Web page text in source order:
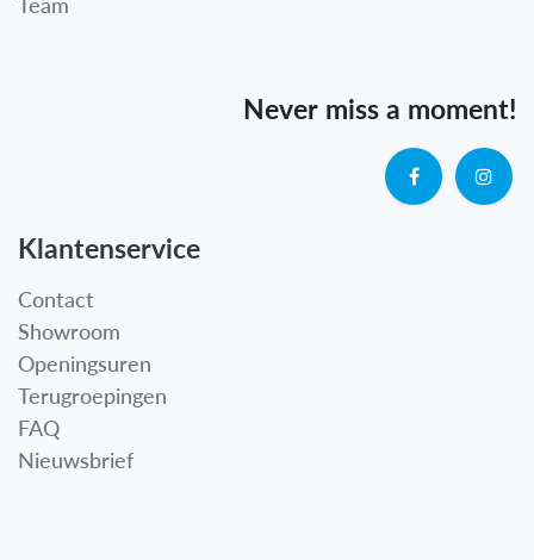
Never miss a moment!
Klantenservice
Contact
Showroom
Openingsuren
Terugroepingen
FAQ
Nieuwsbrief